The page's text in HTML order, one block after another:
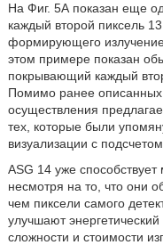
На Фиг. 5А показан еще
каждый второй пиксель
формирующего
этом примере показан
покрывающий каждый
Помимо ранее описанных
осуществления
тех, которые были
визуализации с
ASG 14 уже
несмотря на то, что они
чем пиксели самого
улучшают
сложности и стоимости